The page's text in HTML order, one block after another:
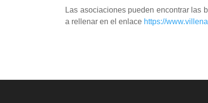
Las asociaciones pueden encontrar las
a rellenar en el enlace https://